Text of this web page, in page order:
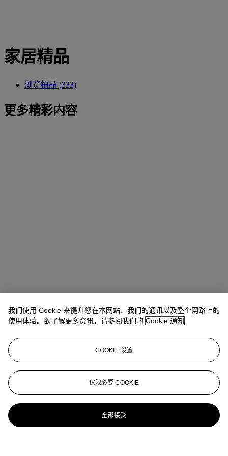
家居精品
浏览拍品 (333)
更多精彩内容
我们使用 Cookie 来提升您在本网站、我们的通讯以及整个网路上的
使用体验。欲了解更多资讯，请参阅我们的 Cookie 通知
COOKIE 设置
仅限必要 COOKIE
全部接受